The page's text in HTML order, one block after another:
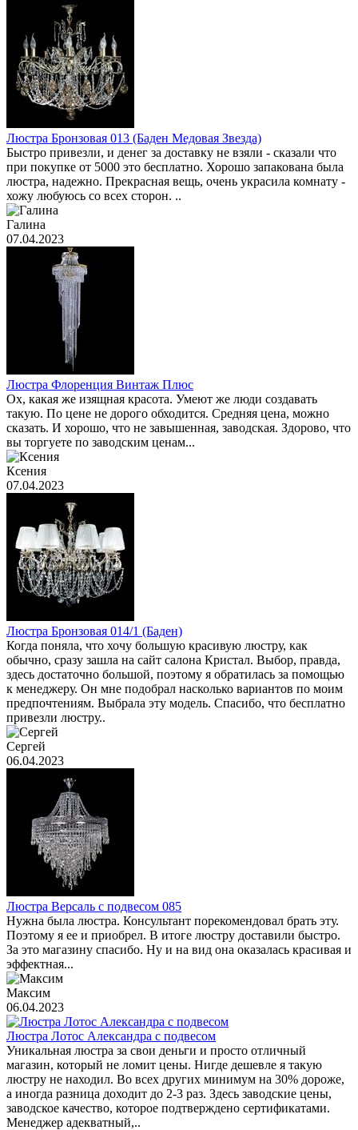
Люстра Бронзовая 013 (Баден Медовая Звезда)
Быстро привезли, и денег за доставку не взяли - сказали что
при покупке от 5000 это бесплатно. Хорошо запакована была
люстра, надежно. Прекрасная вещь, очень украсила комнату -
хожу любуюсь со всех сторон. ..
Галина
07.04.2023
Люстра Флоренция Винтаж Плюс
Ох, какая же изящная красота. Умеют же люди создавать
такую. По цене не дорого обходится. Средняя цена, можно
сказать. И хорошо, что не завышенная, заводская. Здорово, что
вы торгуете по заводским ценам...
Ксения
07.04.2023
Люстра Бронзовая 014/1 (Баден)
Когда поняла, что хочу большую красивую люстру, как
обычно, сразу зашла на сайт салона Кристал. Выбор, правда,
здесь достаточно большой, поэтому я обратилась за помощью
к менеджеру. Он мне подобрал насколько вариантов по моим
предпочтениям. Выбрала эту модель. Спасибо, что бесплатно
привезли люстру..
Сергей
06.04.2023
Люстра Версаль с подвесом 085
Нужна была люстра. Консультант порекомендовал брать эту.
Поэтому я ее и приобрел. В итоге люстру доставили быстро.
За это магазину спасибо. Ну и на вид она оказалась красивая и
эффектная...
Максим
06.04.2023
Люстра Лотос Александра с подвесом
Уникальная люстра за свои деньги и просто отличный
магазин, который не ломит цены. Нигде дешевле я такую
люстру не находил. Во всех других минимум на 30% дороже,
а иногда разница доходит до 2-3 раз. Здесь заводские цены,
заводское качество, которое подтверждено сертификатами.
Менеджер адекватный,..